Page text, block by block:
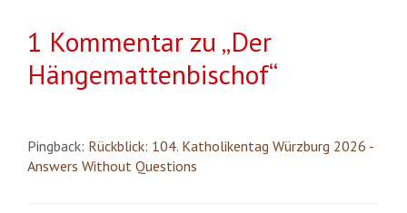
1 Kommentar zu „Der
Hängemattenbischof“
Pingback: Rückblick: 104. Katholikentag Würzburg 2026 -
Answers Without Questions